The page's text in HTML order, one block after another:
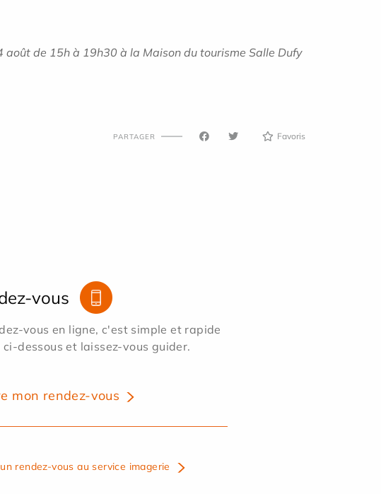
de 15h à 19h30 à la Maison du tourisme Salle Dufy
PARTAGER Favoris
vous
vous en ligne, c'est simple et rapide
dessous et laissez-vous guider.
mon rendez-vous
rendez-vous au service imagerie